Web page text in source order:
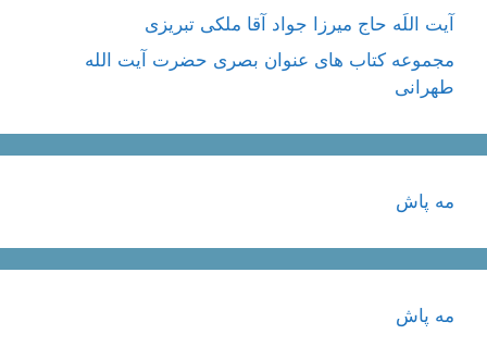
آیت اللَه حاج میرزا جواد آقا ملکی تبریزی
مجموعه کتاب های عنوان بصری حضرت آیت الله
طهرانی
مه پاش
مه پاش